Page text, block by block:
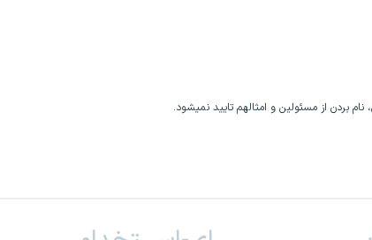
بردن از مسئولین و امثالهم تایید نمیشود.